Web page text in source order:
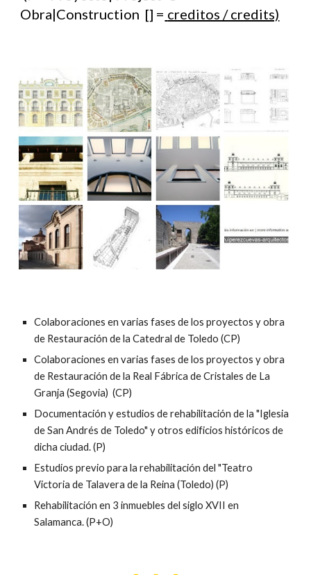
Obra|Construction [] = creditos / credits)
Colaboraciones en varias fases de los proyectos y obra
de Restauración de la Catedral de Toledo (CP)
Colaboraciones en varias fases de los proyectos y obra
de Restauración de la Real Fábrica de Cristales de La
Granja (Segovia) (CP)
Documentación y estudios de rehabilitación de la "Iglesia
de San Andrés de Toledo" y otros edificios históricos de
dicha ciudad. (P)
Estudios previo para la rehabilitación del "Teatro
Victoria de Talavera de la Reina (Toledo) (P)
Rehabilitación en 3 inmuebles del siglo XVII en
Salamanca. (P+O)